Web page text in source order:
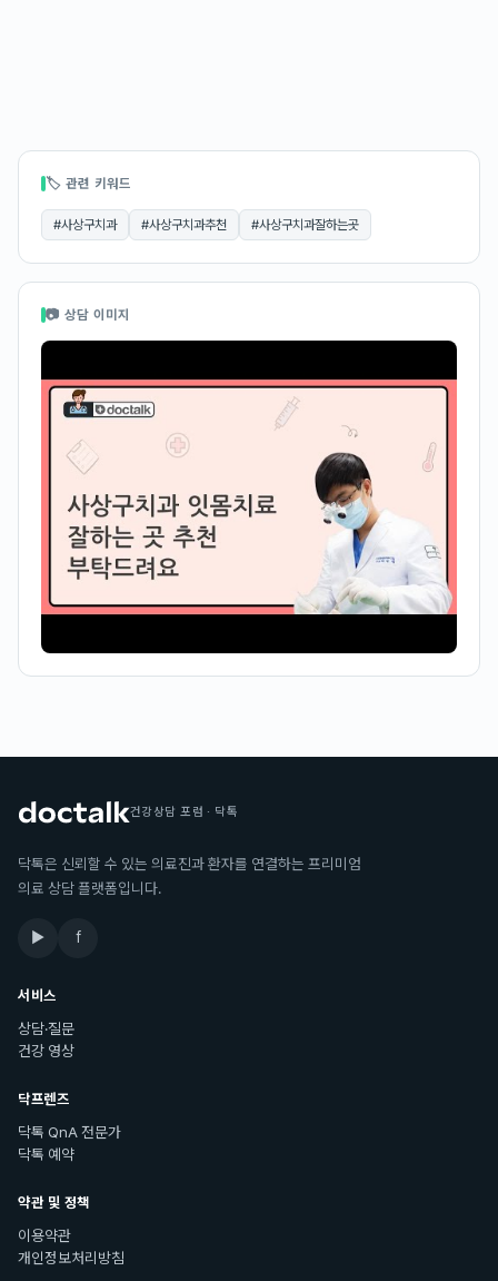
🏷 관련 키워드
#사상구치과 #사상구치과추천 #사상구치과잘하는곳
📷 상담 이미지
건강상담 포럼 · 닥톡
닥톡은 신뢰할 수 있는 의료진과 환자를 연결하는 프리미엄
의료 상담 플랫폼입니다.
▶ f
서비스
상담·질문
건강 영상
닥프렌즈
닥톡 QnA 전문가
닥톡 예약
약관 및 정책
이용약관
개인정보처리방침